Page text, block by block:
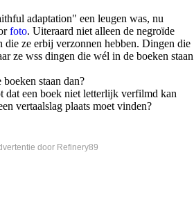
adaptation" een leugen was, nu
foto. Uiteraard niet alleen de negroïde
die ze erbij verzonnen hebben. Dingen die
ze wss dingen die wél in de boeken staan
staan dan?
dat een boek niet letterlijk verfilmd kan
vertaalslag plaats moet vinden?
door Refinery89